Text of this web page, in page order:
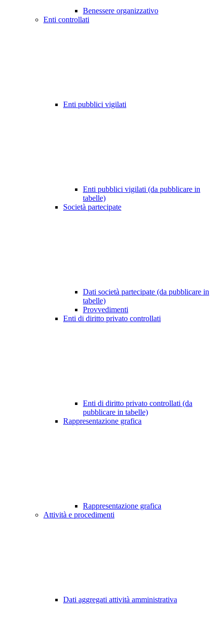
Benessere organizzativo
Enti controllati
Enti pubblici vigilati
Enti pubblici vigilati (da pubblicare in
tabelle)
Società partecipate
Dati società partecipate (da pubblicare in
tabelle)
Provvedimenti
Enti di diritto privato controllati
Enti di diritto privato controllati (da
pubblicare in tabelle)
Rappresentazione grafica
Rappresentazione grafica
Attività e procedimenti
Dati aggregati attività amministrativa